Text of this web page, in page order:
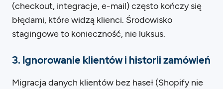
(checkout, integracje, e-mail) często kończy się
błędami, które widzą klienci. Środowisko
stagingowe to konieczność, nie luksus.
3. Ignorowanie klientów i historii zamówień
Migracja danych klientów bez haseł (Shopify nie